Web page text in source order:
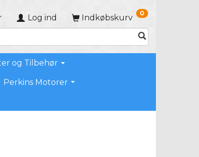
Indkøbskurv 0
Log ind
og Tilbehør
Perkins Motorer